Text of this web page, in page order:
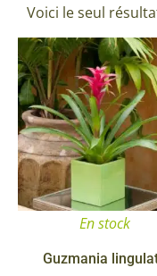
Voici le seul
En stock
Guzmania